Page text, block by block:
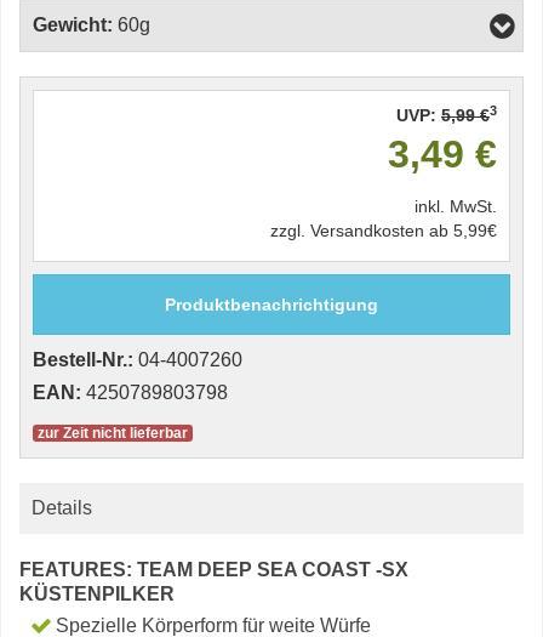
Gewicht: 60g
UVP: 5,99 €3
3,49 €
inkl. MwSt.
zzgl. Versandkosten ab 5,99€
Produktbenachrichtigung
Bestell-Nr.: 04-4007260
EAN: 4250789803798
zur Zeit nicht lieferbar
Details
FEATURES: TEAM DEEP SEA COAST -SX
KÜSTENPILKER
Spezielle Körperform für weite Würfe